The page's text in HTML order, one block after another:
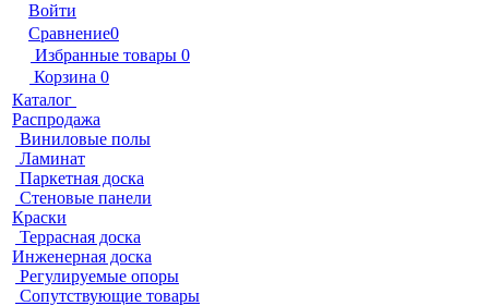
Войти
Сравнение0
Избранные товары 0
Корзина 0
Каталог
Распродажа
Виниловые полы
Ламинат
Паркетная доска
Стеновые панели
Краски
Террасная доска
Инженерная доска
Регулируемые опоры
Сопутствующие товары